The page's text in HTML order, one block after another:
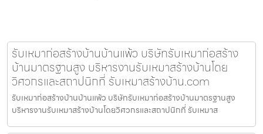
รับเหมาก่อสร้างบ้านบ้านแพ้ว บริษัทรับเหมาก่อสร้าง
บ้านมาตรฐานสูง บริหารงานรับเหมาสร้างบ้านโดย
วิศวกรและสถาปนิกที่ รับเหมาสร้างบ้าน.com
รับเหมาก่อสร้างบ้านบ้านแพ้ว บริษัทรับเหมาก่อสร้างบ้านมาตรฐานสูง
บริหารงานรับเหมาสร้างบ้านโดยวิศวกรและสถาปนิกที่ รับเหมาส